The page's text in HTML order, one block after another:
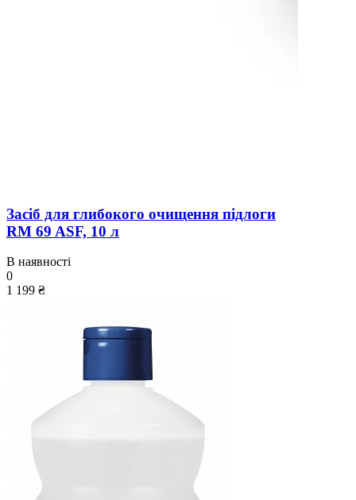
Засіб для глибокого очищення підлоги
RM 69 ASF, 10 л
В наявності
0
1 199 ₴